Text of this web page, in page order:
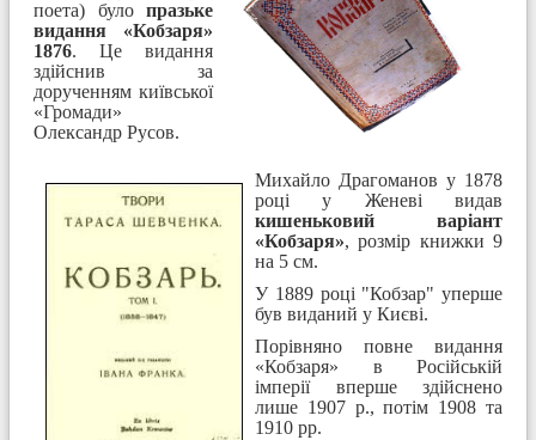
поета) було празьке
видання «Кобзаря»
1876. Це видання
здійснив за
дорученням київської
«Громади»
Олександр Русов.
Михайло Драгоманов у 1878
році у Женеві видав
кишеньковий варіант
«Кобзаря», розмір книжки 9
на 5 см.
У 1889 році "Кобзар" уперше
був виданий у Києві.
Порівняно повне видання
«Кобзаря» в Російській
імперії вперше здійснено
лише 1907 р., потім 1908 та
1910 рр.